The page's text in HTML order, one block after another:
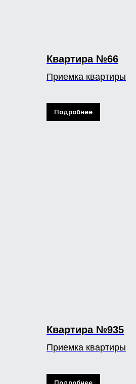
Квартира №66
Приемка квартиры
Подробнее
Квартира №935
Приемка квартиры